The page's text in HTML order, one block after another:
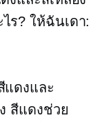
ร? ให้ฉันเดา:
แดงและ
สีแดงช่วย